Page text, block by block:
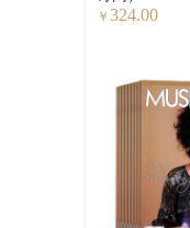
￥ 324.00